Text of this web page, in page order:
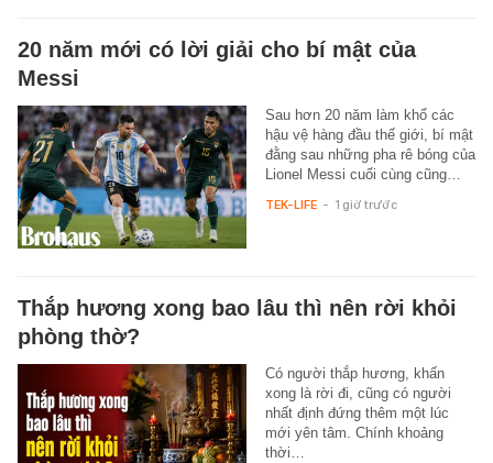
20 năm mới có lời giải cho bí mật của
Messi
Sau hơn 20 năm làm khổ các
hậu vệ hàng đầu thế giới, bí mật
đằng sau những pha rê bóng của
Lionel Messi cuối cùng cũng…
TEK-LIFE - 1 giờ trước
Thắp hương xong bao lâu thì nên rời khỏi
phòng thờ?
Có người thắp hương, khấn
xong là rời đi, cũng có người
nhất định đứng thêm một lúc
mới yên tâm. Chính khoảng
thời…